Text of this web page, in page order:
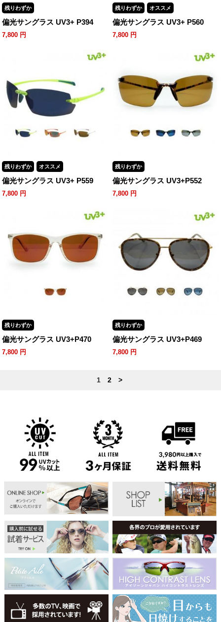
残りわずか
偏光サングラス UV3+ P394
7,800 円
残りわずか オススメ
偏光サングラス UV3+ P560
7,800 円
残りわずか オススメ
偏光サングラス UV3+ P559
7,800 円
残りわずか
偏光サングラス UV3+P552
7,800 円
残りわずか
偏光サングラス UV3+P470
7,800 円
残りわずか
偏光サングラス UV3+P469
7,800 円
1 2 >